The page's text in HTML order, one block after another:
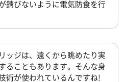
錆びないように電気防食を行
ッジは、遠くから眺めたり実
ることもあります。そんな身
術が使われているんですね!